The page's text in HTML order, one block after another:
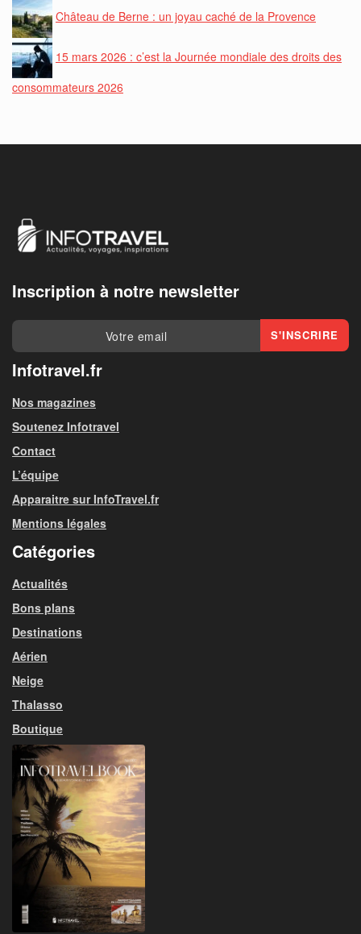
Château de Berne : un joyau caché de la Provence
15 mars 2026 : c’est la Journée mondiale des droits des
consommateurs 2026
Inscription à notre newsletter
Infotravel.fr
Nos magazines
Soutenez Infotravel
Contact
L’équipe
Apparaitre sur InfoTravel.fr
Mentions légales
Catégories
Actualités
Bons plans
Destinations
Aérien
Neige
Thalasso
Boutique